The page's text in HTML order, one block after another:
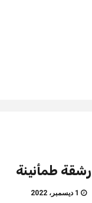
رشقة طمأنينة